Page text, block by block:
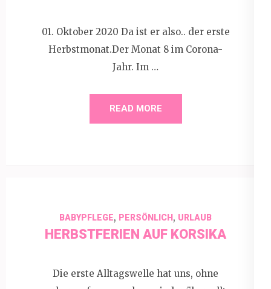
01. Oktober 2020 Da ist er also.. der erste
Herbstmonat.Der Monat 8 im Corona-
Jahr. Im …
READ MORE
BABYPFLEGE, PERSÖNLICH, URLAUB
HERBSTFERIEN AUF KORSIKA
Die erste Alltagswelle hat uns, ohne